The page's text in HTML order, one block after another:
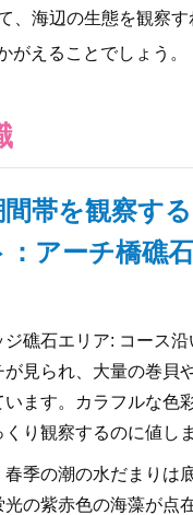
、海辺の生態を観察
がえることでしょう。
帯を観察す
アーチ橋礁
ジ礁石エリア: コース
が見られ、大量の巻貝
います。カラフルな色
り観察するのに値しま
季の潮の水だまりは
光の紫赤色の海藻が点